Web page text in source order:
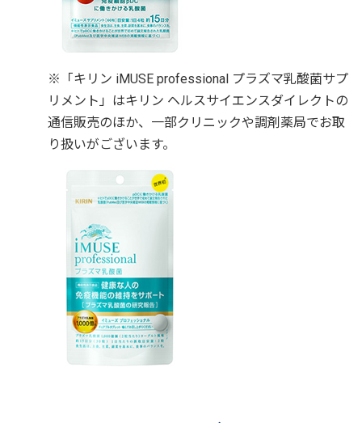
※「キリン iMUSE professional プラズマ乳酸菌サプ
リメント」はキリン ヘルスサイエンスダイレクトの
通信販売のほか、一部クリニックや調剤薬局でお取
り扱いがございます。